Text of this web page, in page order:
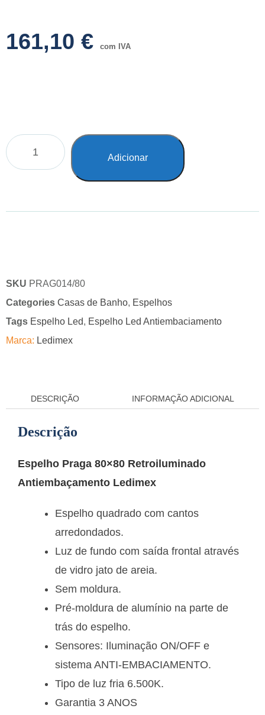
161,10 € com IVA
Adicionar
SKU PRAG014/80
Categories Casas de Banho, Espelhos
Tags Espelho Led, Espelho Led Antiembaciamento
Marca: Ledimex
DESCRIÇÃO INFORMAÇÃO ADICIONAL
Descrição
Espelho Praga 80×80 Retroiluminado
Antiembaçamento Ledimex
Espelho quadrado com cantos
arredondados.
Luz de fundo com saída frontal através
de vidro jato de areia.
Sem moldura.
Pré-moldura de alumínio na parte de
trás do espelho.
Sensores: Iluminação ON/OFF e
sistema ANTI-EMBACIAMENTO.
Tipo de luz fria 6.500K.
Garantia 3 ANOS